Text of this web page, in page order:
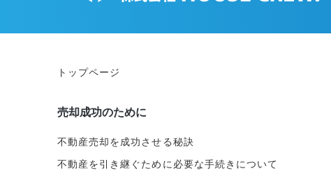
トップページ
売却成功のために
不動産売却を成功させる秘訣
不動産を引き継ぐために必要な手続きについて